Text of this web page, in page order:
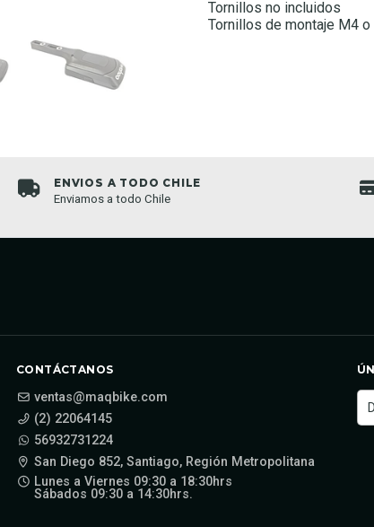
Tornillos no incluidos
Tornillos de montaje M4
ENVIOS A TODO CHILE
Enviamos a todo Chile
CONTÁCTANOS
ventas@maqbike.com
(2) 22064145
56932731224
San Diego 852, Santiago, Región Metropolitana
Lunes a Viernes 09:30 a 18:30hrs
Sábados 09:30 a 14:30hrs.